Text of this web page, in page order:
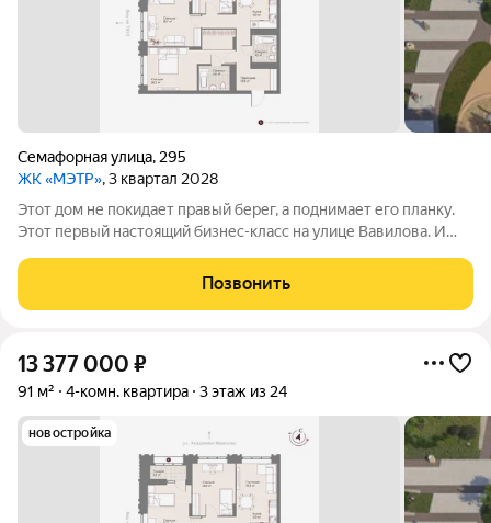
Семафорная улица, 295
ЖК «МЭТР», 3 квартал 2028
Этот дом не покидает правый берег, а поднимает его планку.
Этот первый настоящий бизнес-класс на улице Вавилова. И
панорамных окон. Обязывает
Позвонить
13 377 000 ₽
91 м² 4-комн. квартира 3 этаж из 24
новостройка